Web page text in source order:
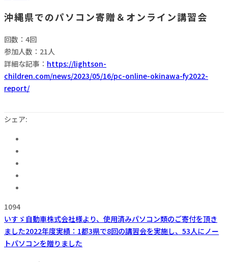
沖縄県でのパソコン寄贈＆オンライン講習会
回数：4回
参加人数：21人
詳細な記事： https://lightson-
children.com/news/2023/05/16/pc-online-okinawa-fy2022-
report/
シェア:
1094
いすゞ自動車株式会社様より、使用済みパソコン類のご寄付を頂き
ました2022年度実績：1都3県で8回の講習会を実施し、53人にノー
トパソコンを贈りました